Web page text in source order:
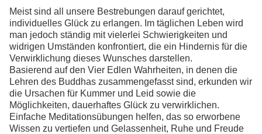
Meist sind all unsere Bestrebungen darauf gerichtet,
individuelles Glück zu erlangen. Im täglichen Leben wird
man jedoch ständig mit vielerlei Schwierigkeiten und
widrigen Umständen konfrontiert, die ein Hindernis für die
Verwirklichung dieses Wunsches darstellen.
Basierend auf den Vier Edlen Wahrheiten, in denen die
Lehren des Buddhas zusammengefasst sind, erkunden wir
die Ursachen für Kummer und Leid sowie die
Möglichkeiten, dauerhaftes Glück zu verwirklichen.
Einfache Meditationsübungen helfen, das so erworbene
Wissen zu vertiefen und Gelassenheit, Ruhe und Freude